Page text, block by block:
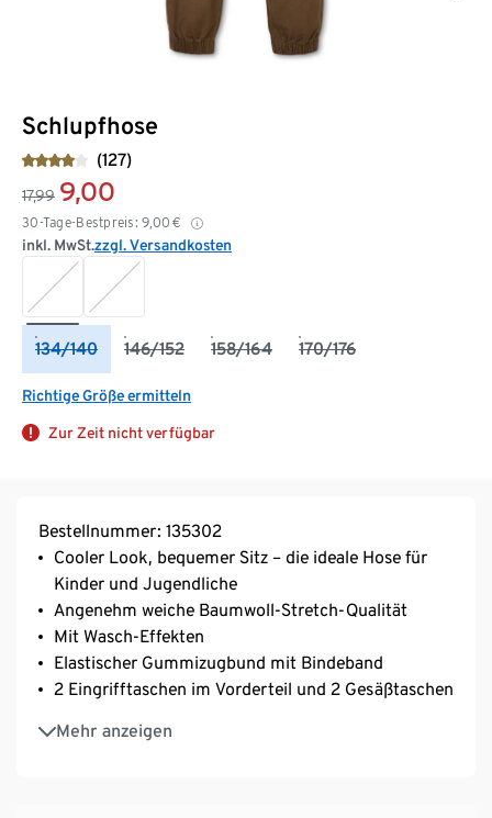
Schlupfhose
(127)
17,99 9,00
30-Tage-Bestpreis: 9,00 €
inkl. MwSt.zzgl. Versandkosten
134/140 146/152 158/164 170/176
Richtige Größe ermitteln
Zur Zeit nicht verfügbar
Bestellnummer: 135302
Cooler Look, bequemer Sitz – die ideale Hose für
Kinder und Jugendliche
Angenehm weiche Baumwoll-Stretch-Qualität
Mit Wasch-Effekten
Elastischer Gummizugbund mit Bindeband
2 Eingrifftaschen im Vorderteil und 2 Gesäßtaschen
Mehr anzeigen
Elastischer Beinabschluss
Aus Bio-Baumwolle